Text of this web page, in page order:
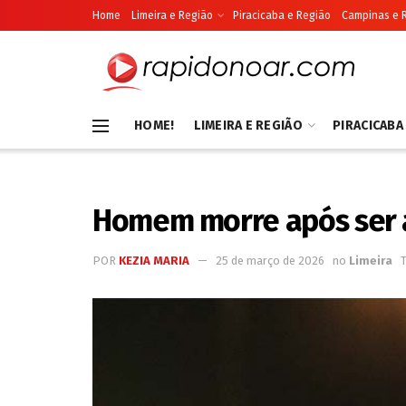
Home Limeira e Região Piracicaba e Região Campinas e
HOME! LIMEIRA E REGIÃO
Homem morre após
POR KEZIA MARIA 25 de março de 2026 no Limeira